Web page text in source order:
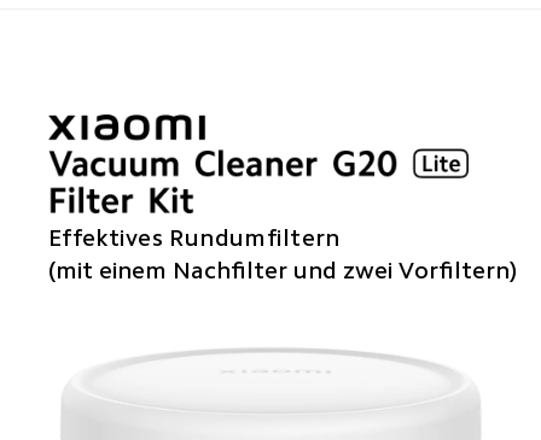
Effektives Rundumfiltern
(mit einem Nachfilter und zwei Vorfiltern)